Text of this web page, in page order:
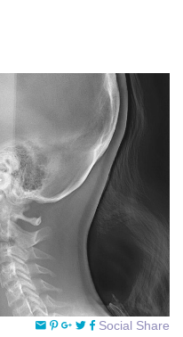
Social Share